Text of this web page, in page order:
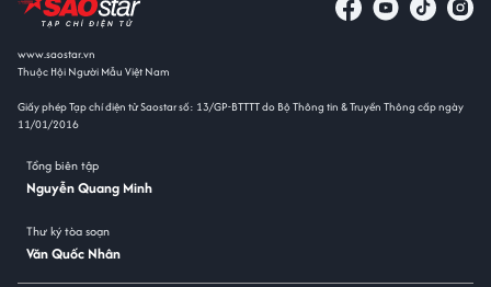
www.saostar.vn
Thuộc Hội Người Mẫu Việt Nam
Giấy phép Tạp chí điện tử Saostar số: 13/GP-BTTTT do Bộ Thông tin & Truyền Thông cấp ngày
11/01/2016
Tổng biên tập
Nguyễn Quang Minh
Thư ký tòa soạn
Văn Quốc Nhân